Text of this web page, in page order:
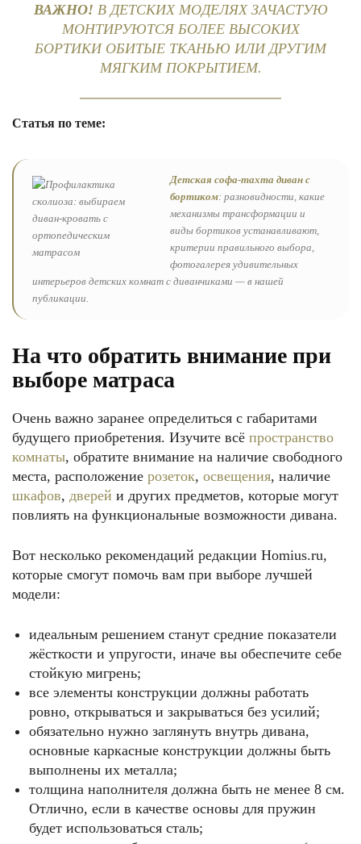
ВАЖНО! В ДЕТСКИХ МОДЕЛЯХ ЗАЧАСТУЮ
МОНТИРУЮТСЯ БОЛЕЕ ВЫСОКИХ
БОРТИКИ ОБИТЫЕ ТКАНЬЮ ИЛИ ДРУГИМ
МЯГКИМ ПОКРЫТИЕМ.
Статья по теме:
Детская софа-тахта диван с
бортиком: разновидности, какие
механизмы трансформации и
виды бортиков устанавливают,
критерии правильного выбора,
фотогалерея удивительных
интерьеров детских комнат с диванчиками — в нашей
публикации.
На что обратить внимание при
выборе матраса
Очень важно заранее определиться с габаритами
будущего приобретения. Изучите всё пространство
комнаты, обратите внимание на наличие свободного
места, расположение розеток, освещения, наличие
шкафов, дверей и других предметов, которые могут
повлиять на функциональные возможности дивана.
Вот несколько рекомендаций редакции Homius.ru,
которые смогут помочь вам при выборе лучшей
модели:
идеальным решением станут средние показатели
жёсткости и упругости, иначе вы обеспечите себе
стойкую мигрень;
все элементы конструкции должны работать
ровно, открываться и закрываться без усилий;
обязательно нужно заглянуть внутрь дивана,
основные каркасные конструкции должны быть
выполнены их металла;
толщина наполнителя должна быть не менее 8 см.
Отлично, если в качестве основы для пружин
будет использоваться сталь;